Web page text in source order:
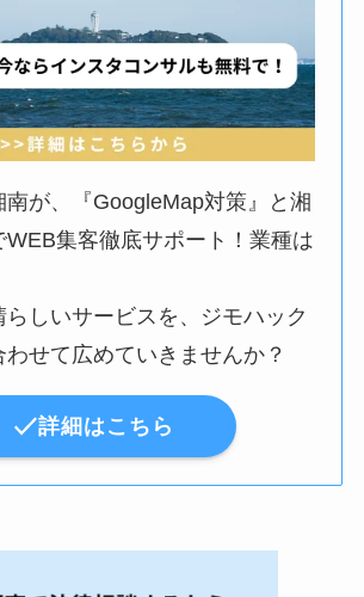
南が、『GoogleMap対策』と湘
WEB集客徹底サポート！業種は
らしいサービスを、ジモハック
せて広めていきませんか？
詳細はこちら